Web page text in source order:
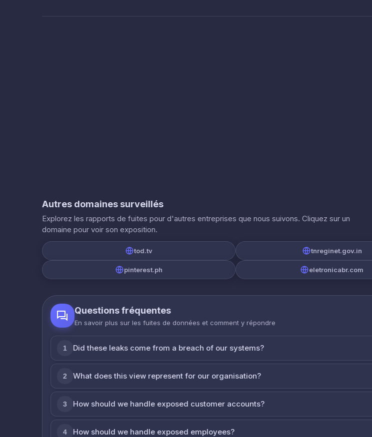
Autres domaines surveillés
Explorez les rapports de fuites pour d'autres entreprises que nous suivons. Cliquez sur un
domaine pour voir son exposition.
tod.tv tnreginet.gov.in
pinterest.ph eletronicabr.com
Questions fréquentes
En savoir plus sur les fuites de données et comment y répondre
1 Did these leaks come from a breach of our systems?
2 What does this view represent for our organisation?
3 How should we handle exposed customer accounts?
4 How should we handle exposed employees?